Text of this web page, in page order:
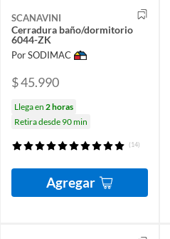
SCANAVINI
Cerradura baño/dormitorio
6044-ZK
Por SODIMAC
$ 45.990
Llega en 2 horas
Retira desde 90 min
(14)
Agregar